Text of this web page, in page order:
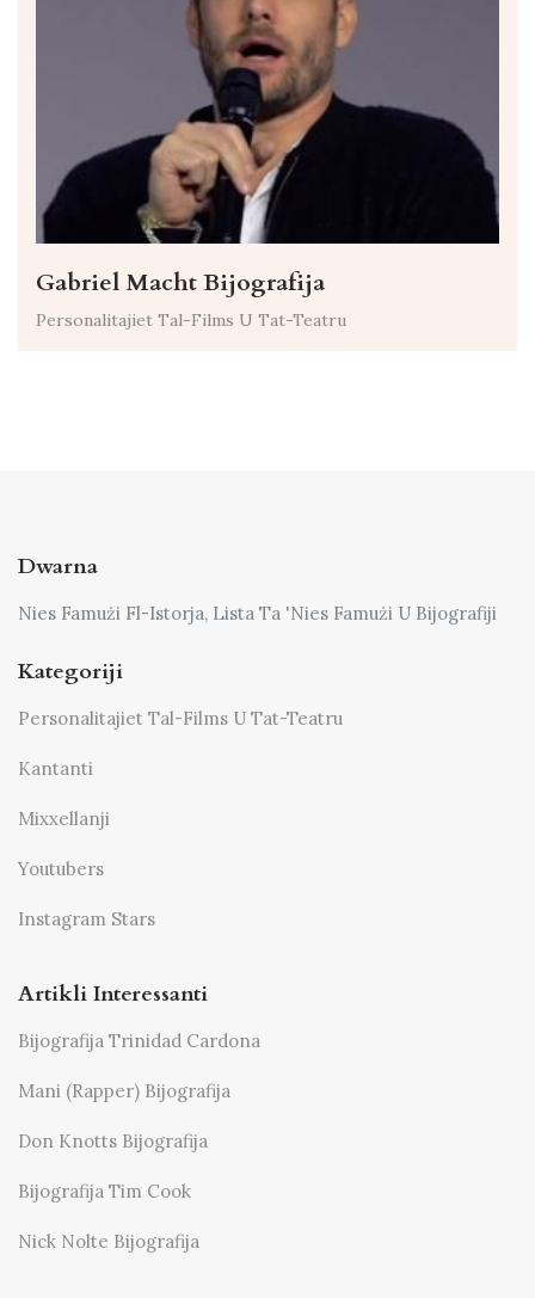
Gabriel Macht Bijografija
Personalitajiet Tal-Films U Tat-Teatru
Dwarna
Nies Famużi Fl-Istorja, Lista Ta 'Nies Famużi U Bijografiji
Kategoriji
Personalitajiet Tal-Films U Tat-Teatru
Kantanti
Mixxellanji
Youtubers
Instagram Stars
Artikli Interessanti
Bijografija Trinidad Cardona
Mani (Rapper) Bijografija
Don Knotts Bijografija
Bijografija Tim Cook
Nick Nolte Bijografija